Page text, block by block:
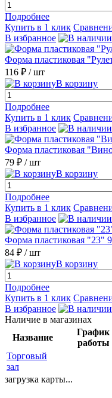
Подробнее
Купить в 1 клик
В избранное
Форма пластиковая
116 ₽ / шт
В корзину
Подробнее
Купить в 1 клик
В избранное
Форма пластиковая
79 ₽ / шт
В корзину
Подробнее
Купить в 1 клик
В избранное
Форма пластиковая "23"
84 ₽ / шт
В корзину
Подробнее
Купить в 1 клик
В избранное
Наличие в магазинах
Название
График
работы
Торговый
зал
загрузка карты...